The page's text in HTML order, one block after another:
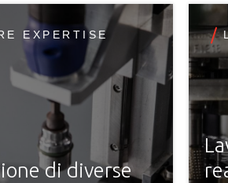
EXPERTISE
metalli per la
di